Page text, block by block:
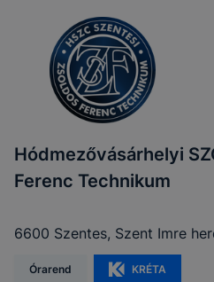
Hódmezővásárhelyi
Ferenc Technikum
6600 Szentes, Szent Imre
Órarend KRÉTA